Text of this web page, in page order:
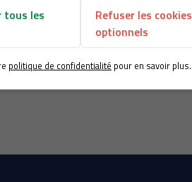
tous les
Refuser les cookies
optionnels
politique de confidentialité pour en savoir plus.
Infos Utiles